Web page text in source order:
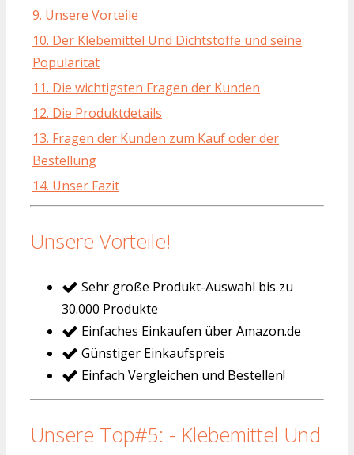
9. Unsere Vorteile
10. Der Klebemittel Und Dichtstoffe und seine
Popularität
11. Die wichtigsten Fragen der Kunden
12. Die Produktdetails
13. Fragen der Kunden zum Kauf oder der
Bestellung
14. Unser Fazit
Unsere Vorteile!
Sehr große Produkt-Auswahl bis zu
30.000 Produkte
Einfaches Einkaufen über Amazon.de
Günstiger Einkaufspreis
Einfach Vergleichen und Bestellen!
Unsere Top#5: - Klebemittel Und